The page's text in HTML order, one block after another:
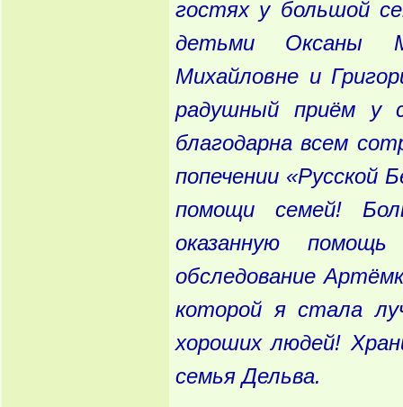
гостях у большой
детьми Оксаны
Михайловне и
радушный приём у
благодарна всем
попечении «Русской
помощи семей!
оказанную
обследование
которой я стала
хороших людей!
семья Дельва.